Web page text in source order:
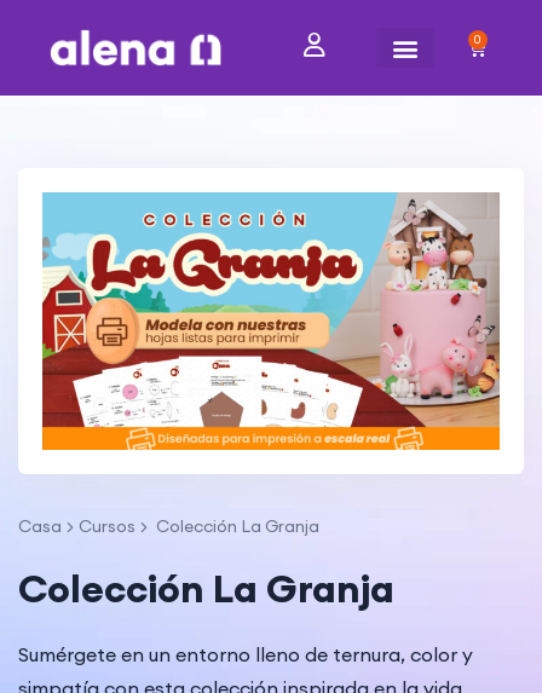
0
Casa Cursos Colección La Granja
Colección La Granja
Sumérgete en un entorno lleno de ternura, color y
simpatía con esta colección inspirada en la vida